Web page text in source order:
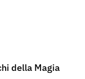
della Magia